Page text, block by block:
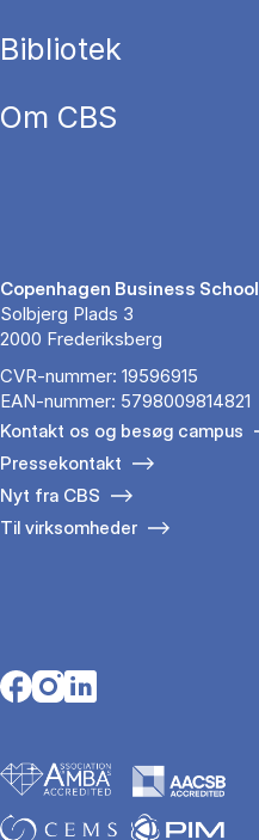
Bibliotek
Om CBS
Copenhagen Business School
Solbjerg Plads 3
2000 Frederiksberg
CVR-nummer: 19596915
EAN-nummer: 5798009814821
Kontakt os og besøg campus
Pressekontakt
Nyt fra CBS
Til virksomheder
Opens in a new tab
Opens in a new tab
Opens in a new tab